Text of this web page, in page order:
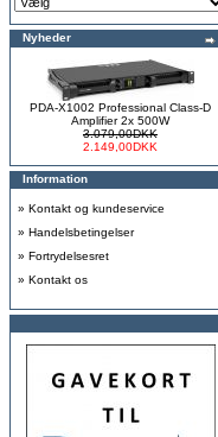
Nyheder
PDA-X1002 Professional Class-D
Amplifier 2x 500W
3.079,00DKK
2.149,00DKK
Information
» Kontakt og kundeservice
» Handelsbetingelser
» Fortrydelsesret
» Kontakt os